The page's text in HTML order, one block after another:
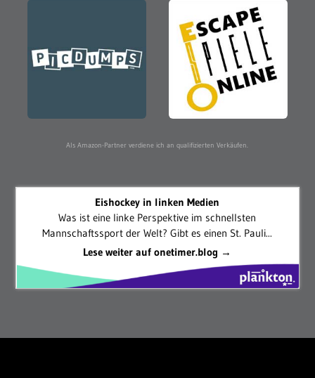
Als Amazon-Partner verdiene ich an qualifizierten Verkäufen.
Eishockey in linken Medien
Was ist eine linke Perspektive im schnellsten
Mannschaftssport der Welt? Gibt es einen St. Pauli...
Lese weiter auf onetimer.blog →